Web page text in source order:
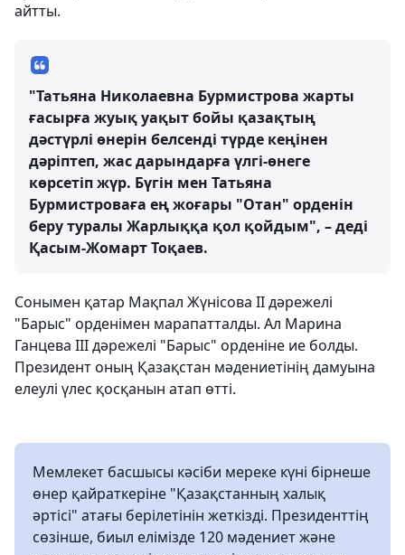
айтты.
"Татьяна Николаевна Бурмистрова жарты
ғасырға жуық уақыт бойы қазақтың
дәстүрлі өнерін белсенді түрде кеңінен
дәріптеп, жас дарындарға үлгі-өнеге
көрсетіп жүр. Бүгін мен Татьяна
Бурмистроваға ең жоғары "Отан" орденін
беру туралы Жарлыққа қол қойдым", – деді
Қасым-Жомарт Тоқаев.
Сонымен қатар Мақпал Жүнісова II дәрежелі
"Барыс" орденімен марапатталды. Ал Марина
Ганцева III дәрежелі "Барыс" орденіне ие болды.
Президент оның Қазақстан мәдениетінің дамуына
елеулі үлес қосқанын атап өтті.
Мемлекет басшысы кәсіби мереке күні бірнеше
өнер қайраткеріне "Қазақстанның халық
әртісі" атағы берілетінін жеткізді. Президенттің
сөзінше, биыл елімізде 120 мәдениет және